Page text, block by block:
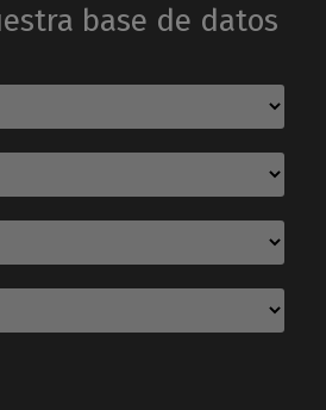
base de datos